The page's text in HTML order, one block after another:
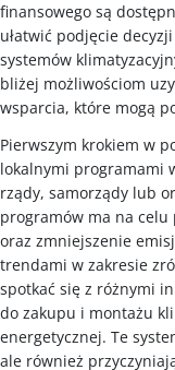
finansowego są
ułatwić podjęcie
systemów
bliżej możliwościom
wsparcia, które mogą
Pierwszym krokiem w
lokalnymi programami
rządy, samorządy lub
programów ma na
oraz zmniejszenie
trendami w zakresie
spotkać się z różnymi
do zakupu i montażu
energetycznej. Te
ale również